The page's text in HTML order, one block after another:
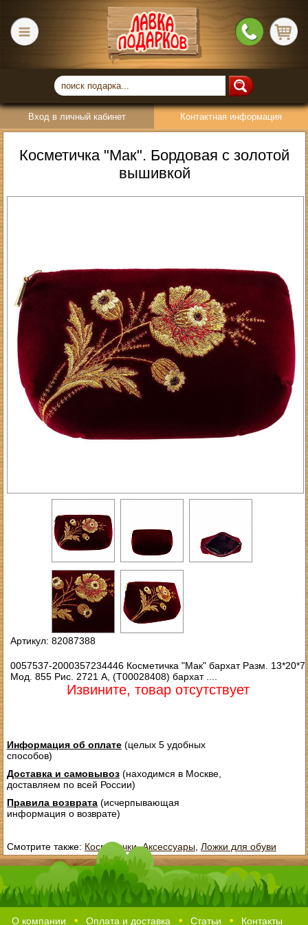
Вход в личный кабинет Контактная информация
Косметичка "Мак". Бордовая с золотой
вышивкой
Артикул: 82087388
0057537-2000357234446 Косметичка "Мак" бархат Разм. 13*20*7
Мод. 855 Рис. 2721 А, (Т00028408) бархат ....
Извините, товар отсутствует
Информация об оплате(целых 5 удобных
способов)
Доставка и самовывоз(находимся в Москве,
доставляем по всей России)
Правила возврата(исчерпывающая
информация о возврате)
Смотрите также: Косметички,Аксессуары, Ложки для обуви
О компании Оплата и доставка Статьи Контакты